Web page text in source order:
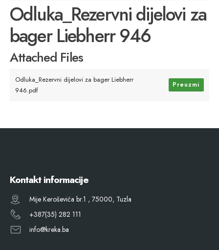
Odluka_Rezervni dijelovi za
bager Liebherr 946
Attached Files
Odluka_Rezervni dijelovi za bager Liebherr
946.pdf
Preuzmi
Kontakt informacije
Mije Keroševića br.1 , 75000, Tuzla
+387(35) 282 111
info@kreka.ba